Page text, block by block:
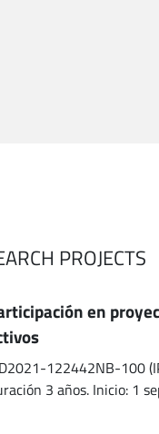
PROJECTS
en
122442NB-100
3 años. Inicio: 1